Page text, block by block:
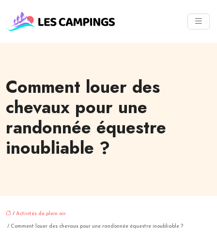
Comment louer des
chevaux pour une
randonnée équestre
inoubliable ?
/ Activités de plein air
/ Comment louer des chevaux pour une randonnée équestre inoubliable ?